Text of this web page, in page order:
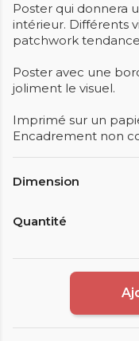
Poster qui donnera
intérieur. Différents
patchwork
Poster avec une
joliment le visuel.
Imprimé sur un
Encadrement non
Dimension
Quantité